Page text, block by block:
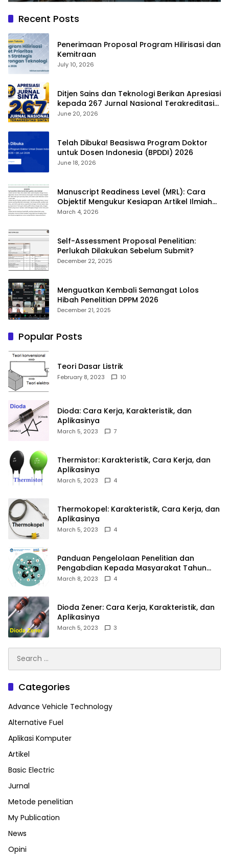
Recent Posts
Penerimaan Proposal Program Hilirisasi dan
Kemitraan
July 10, 2026
Ditjen Sains dan Teknologi Berikan Apresiasi
kepada 267 Jurnal Nasional Terakreditasi
SINTA 1
June 20, 2026
Telah Dibuka! Beasiswa Program Doktor
untuk Dosen Indonesia (BPDDI) 2026
June 18, 2026
Manuscript Readiness Level (MRL): Cara
Objektif Mengukur Kesiapan Artikel Ilmiah
Anda
March 4, 2026
Self-Assessment Proposal Penelitian:
Perlukah Dilakukan Sebelum Submit?
December 22, 2025
Menguatkan Kembali Semangat Lolos
Hibah Penelitian DPPM 2026
December 21, 2025
Popular Posts
Teori Dasar Listrik
February 8, 2023 10
Dioda: Cara Kerja, Karakteristik, dan
Aplikasinya
March 5, 2023 7
Thermistor: Karakteristik, Cara Kerja, dan
Aplikasinya
March 5, 2023 4
Thermokopel: Karakteristik, Cara Kerja, dan
Aplikasinya
March 5, 2023 4
Panduan Pengelolaan Penelitian dan
Pengabdian Kepada Masyarakat Tahun
2023
March 8, 2023 4
Dioda Zener: Cara Kerja, Karakteristik, dan
Aplikasinya
March 5, 2023 3
for:
Categories
Advance Vehicle Technology
Alternative Fuel
Aplikasi Komputer
Artikel
Basic Electric
Jurnal
Metode penelitian
My Publication
News
Opini